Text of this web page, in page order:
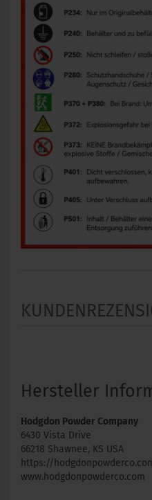
Hersteller
Hodgdon Powder Company
6430 Vista Drive
66218 Shawnee, KS USA
https://
www.hodgdonpowderco.com